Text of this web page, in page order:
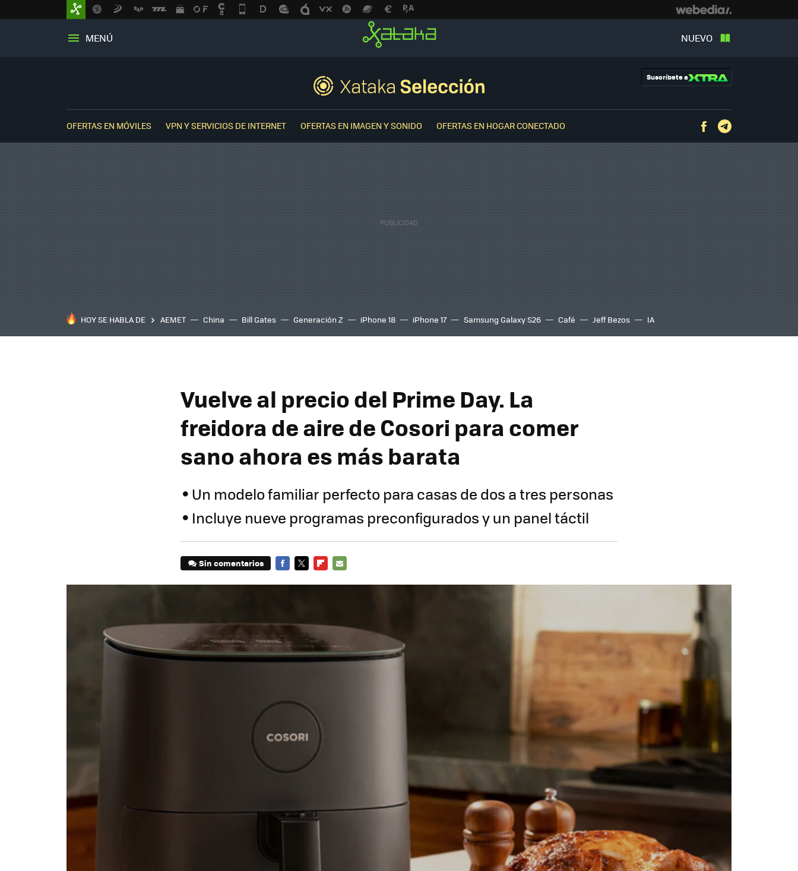
MENÚ NUEVO
Suscríbete a
OFERTAS EN MÓVILES VPN Y SERVICIOS DE INTERNET OFERTAS EN IMAGEN Y SONIDO OFERTAS EN HOGAR CONECTADO Facebook
HOY SE HABLA DE AEMET China Bill Gates Generación Z iPhone 18 iPhone 17 Samsung Galaxy S26 Café Jeff Bezos IA
Vuelve al precio del Prime Day. La
freidora de aire de Cosori para comer
sano ahora es más barata
Un modelo familiar perfecto para casas de dos a tres personas
Incluye nueve programas preconfigurados y un panel táctil
Sin comentarios